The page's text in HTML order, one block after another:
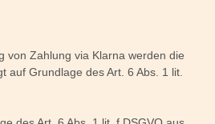
von Zahlung via Klarna werden die
Grundlage des Art. 6 Abs. 1 lit.